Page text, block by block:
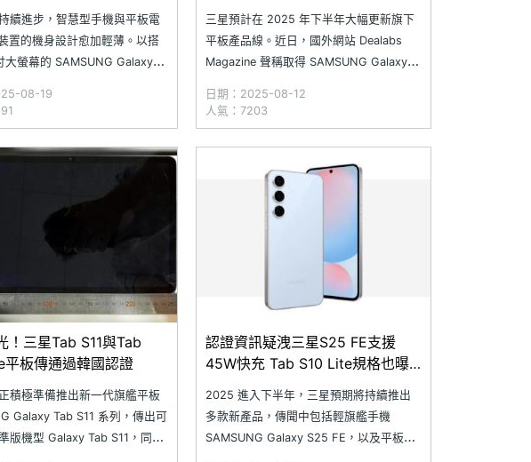
續進步，智慧型手機與平板電
置的機身設計愈加輕薄。以搭
大螢幕的 SAMSUNG Galaxy
日，科技部落客 Ahmed
料，聲稱取得三星下一代旗艦
Galaxy
08-19
三星預計在 2025 年下半年大幅更新旗下
平板產品線。近日，國外網站 Dealabs
Magazine 聲稱取得 SAMSUNG Galaxy
Galaxy Tab S10 Lite 的重點規格與歐洲價
格。同時，也傳出入門定位的 SAM
日期：2025-08-12
人氣：7203
！三星Tab S11與Tab
平板傳通過韓國認證
積極準備推出新一代旗艦平板
Galaxy Tab S11 系列，傳出可
版機型 Galaxy Tab S11，同時
認證資訊疑洩三星S25 FE支援
45W快充 Tab S10 Lite規格也曝
2025 進入下半年，三星預期將持續推出
多款新產品，傳聞中包括輕旗艦手機
SAMSUNG Galaxy S25 FE，以及平板產